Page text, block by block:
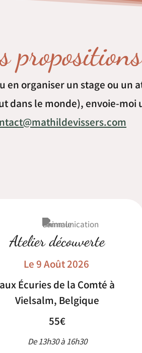
propositions
en organiser un stage ou un
dans le monde), envoie-moi
Atelier découverte
Le 9 Août 2026
aux Écuries de la Comté à
Vielsalm, Belgique
55€
De 13h30 à 16h30